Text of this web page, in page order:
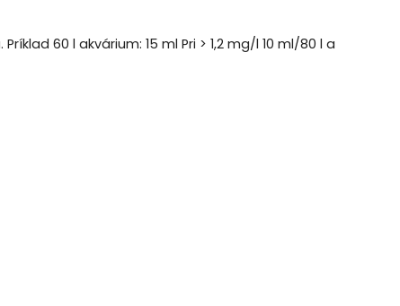
60 l akvárium: 15 ml Pri > 1,2 mg/l 10 ml/80 l a